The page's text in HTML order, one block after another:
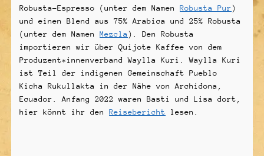
Robusta-Espresso (unter dem NamenRobusta Pur)
und einen Blend aus 75% Arabica und 25% Robusta
(unter dem NamenMezcla ). Den Robusta
importieren wir über Quijote Kaffee von dem
Produzent*innenverband Waylla Kuri. Waylla Kuri
ist Teil der indigenen Gemeinschaft Pueblo
Kicha Rukullakta in der Nähe von Archidona,
Ecuador. Anfang 2022 waren Basti und Lisa dort,
hier könnt ihr denReisebericht lesen.